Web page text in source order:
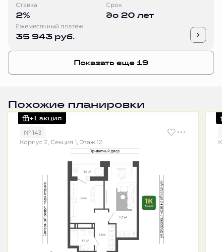
Ставка
2%
Срок
до 20 лет
Ежемесячный платеж
35 943 руб.
Показать еще 19
Похожие планировки
+1 акция
№ 143
Корпус 2, Секция 1, Этаж 12